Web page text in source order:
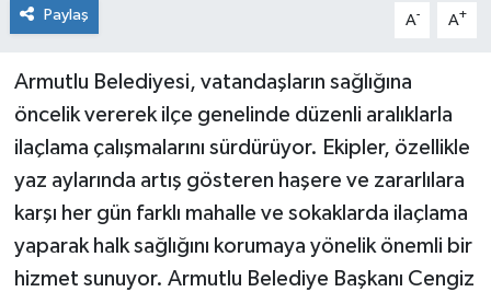
Paylaş A- A+
Armutlu Belediyesi, vatandaşların sağlığına
öncelik vererek ilçe genelinde düzenli aralıklarla
ilaçlama çalışmalarını sürdürüyor. Ekipler, özellikle
yaz aylarında artış gösteren haşere ve zararlılara
karşı her gün farklı mahalle ve sokaklarda ilaçlama
yaparak halk sağlığını korumaya yönelik önemli bir
hizmet sunuyor. Armutlu Belediye Başkanı Cengiz